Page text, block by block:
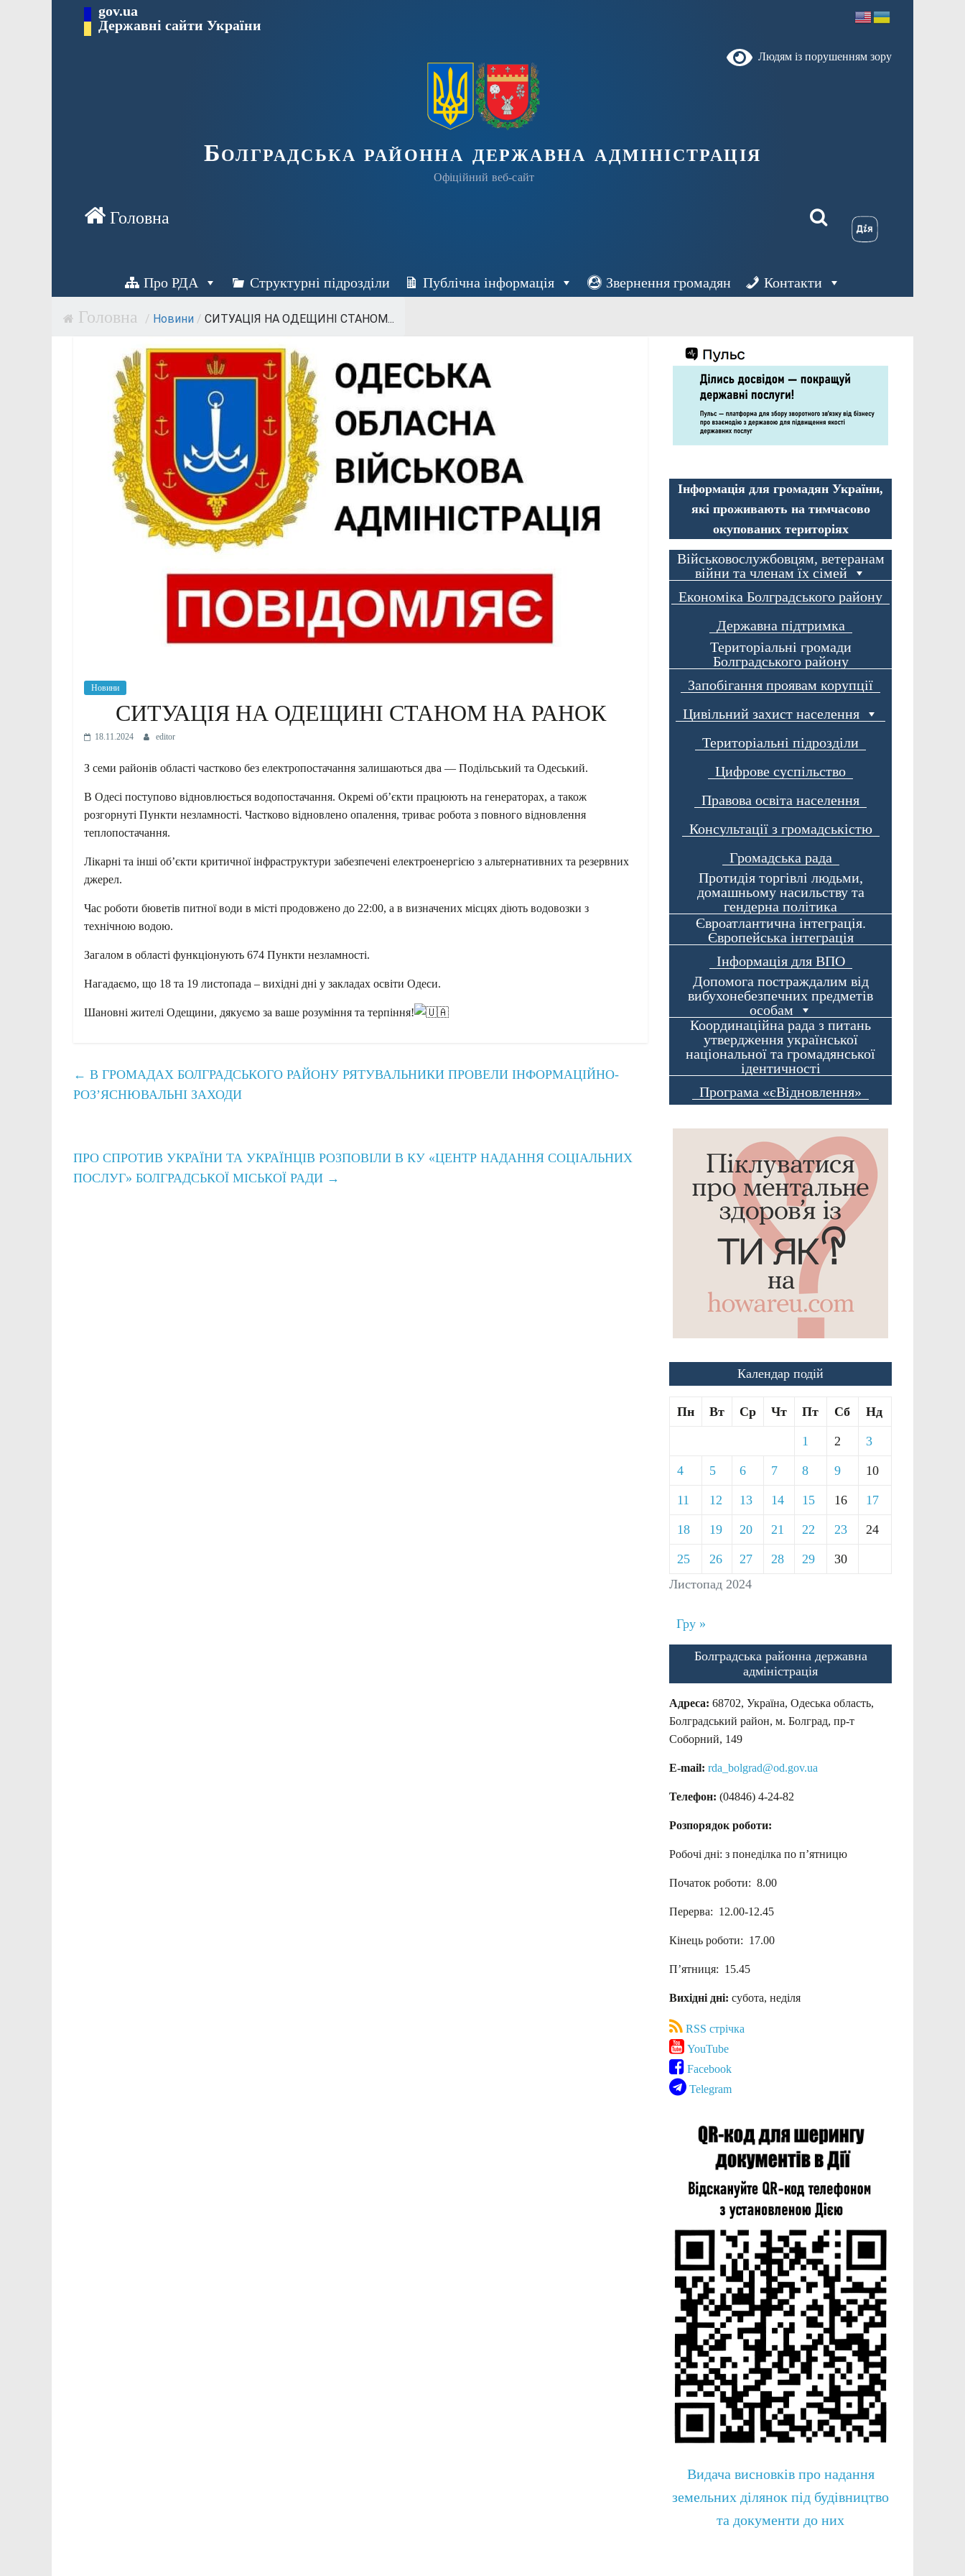
Перейти gov.ua
Державні сайти України
Людям із порушенням зору
Болградська районна державна адміністрація
Офіційний веб-сайт
Про РДА Структурні підрозділи Публічна інформація Звернення громадян Контакти
/ Новини / СИТУАЦІЯ НА ОДЕЩИНІ СТАНОМ...
Новини
СИТУАЦІЯ НА ОДЕЩИНІ СТАНОМ НА РАНОК
18.11.2024 editor
З семи районів області частково без електропостачання залишаються два — Подільський та Одеський.
В Одесі поступово відновлюється водопостачання. Окремі об’єкти працюють на генераторах, а також
розгорнуті Пункти незламності. Частково відновлено опалення, триває робота з повного відновлення
теплопостачання.
Лікарні та інші об’єкти критичної інфраструктури забезпечені електроенергією з альтернативних та резервних
джерел.
Час роботи бюветів питної води в місті продовжено до 22:00, а в визначених місцях діють водовозки з
технічною водою.
Загалом в області функціонують 674 Пункти незламності.
Нагадаємо, що 18 та 19 листопада – вихідні дні у закладах освіти Одеси.
Шановні жителі Одещини, дякуємо за ваше розуміння та терпіння!
← В ГРОМАДАХ БОЛГРАДСЬКОГО РАЙОНУ РЯТУВАЛЬНИКИ ПРОВЕЛИ ІНФОРМАЦІЙНО-
РОЗ’ЯСНЮВАЛЬНІ ЗАХОДИ
ПРО СПРОТИВ УКРАЇНИ ТА УКРАЇНЦІВ РОЗПОВІЛИ В КУ «ЦЕНТР НАДАННЯ СОЦІАЛЬНИХ
ПОСЛУГ» БОЛГРАДСЬКОЇ МІСЬКОЇ РАДИ →
Інформація для громадян України,
які проживають на тимчасово
окупованих територіях
Військовослужбовцям, ветеранам
війни та членам їх сімей
Економіка Болградського району
Державна підтримка
Територіальні громади
Болградського району
Запобігання проявам корупції
Цивільний захист населення
Територіальні підрозділи
Цифрове суспільство
Правова освіта населення
Консультації з громадськістю
Громадська рада
Протидія торгівлі людьми,
домашньому насильству та
гендерна політика
Євроатлантична інтеграція.
Європейська інтеграція
Інформація для ВПО
Допомога постраждалим від
вибухонебезпечних предметів
особам
Координаційна рада з питань
утвердження української
національної та громадянської
ідентичності
Програма «єВідновлення»
Календар подій
Листопад 2024
Пн Вт Ср Чт Пт Сб Нд
1 2 3
4 5 6 7 8 9 10
11 12 13 14 15 16 17
18 19 20 21 22 23 24
25 26 27 28 29 30
Гру »
Болградська районна державна
адміністрація
Адреса: 68702, Україна, Одеська область,
Болградський район, м. Болград, пр-т
Соборний, 149
E-mail: rda_bolgrad@od.gov.ua
Телефон: (04846) 4-24-82
Розпорядок роботи:
Робочі дні: з понеділка по п’ятницю
Початок роботи: 8.00
Перерва: 12.00-12.45
Кінець роботи: 17.00
П’ятниця: 15.45
Вихідні дні: субота, неділя
RSS стрічка
YouTube
Facebook
Telegram
Видача висновків про надання
земельних ділянок під будівництво
та документи до них